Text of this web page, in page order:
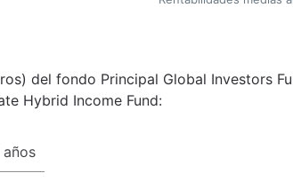
del fondo Principal Global Investors
Hybrid Income Fund:
años